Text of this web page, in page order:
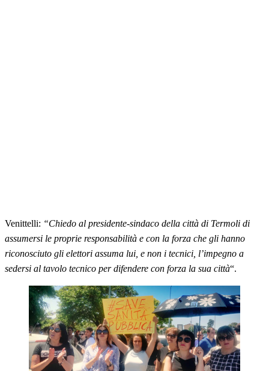
Venittelli: “Chiedo al presidente-sindaco della città di Termoli di
assumersi le proprie responsabilità e con la forza che gli hanno
riconosciuto gli elettori assuma lui, e non i tecnici, l’impegno a
sedersi al tavolo tecnico per difendere con forza la sua città“.